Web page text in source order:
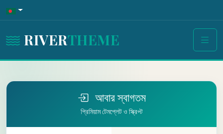
RIVERTHEME
আবার স্বাগতম
প্রিমিয়াম টেমপ্লেট ও স্ক্রিপ্ট